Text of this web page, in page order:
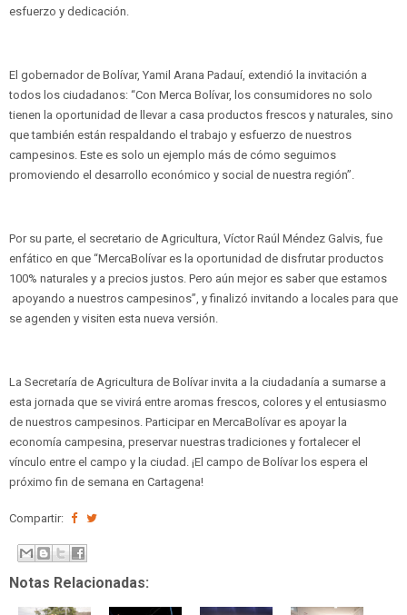
esfuerzo y dedicación.
El gobernador de Bolívar, Yamil Arana Padauí, extendió la invitación a
todos los ciudadanos: “Con Merca Bolívar, los consumidores no solo
tienen la oportunidad de llevar a casa productos frescos y naturales, sino
que también están respaldando el trabajo y esfuerzo de nuestros
campesinos. Este es solo un ejemplo más de cómo seguimos
promoviendo el desarrollo económico y social de nuestra región”.
Por su parte, el secretario de Agricultura, Víctor Raúl Méndez Galvis, fue
enfático en que “MercaBolívar es la oportunidad de disfrutar productos
100% naturales y a precios justos. Pero aún mejor es saber que estamos
apoyando a nuestros campesinos”, y finalizó invitando a locales para que
se agenden y visiten esta nueva versión.
La Secretaría de Agricultura de Bolívar invita a la ciudadanía a sumarse a
esta jornada que se vivirá entre aromas frescos, colores y el entusiasmo
de nuestros campesinos. Participar en MercaBolívar es apoyar la
economía campesina, preservar nuestras tradiciones y fortalecer el
vínculo entre el campo y la ciudad. ¡El campo de Bolívar los espera el
próximo fin de semana en Cartagena!
Compartir:
Notas Relacionadas: